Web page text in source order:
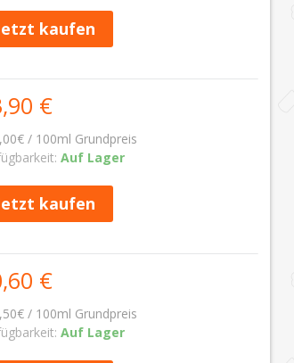
kaufen
€
/ 100ml Grundpreis
Auf Lager
kaufen
€
/ 100ml Grundpreis
Auf Lager